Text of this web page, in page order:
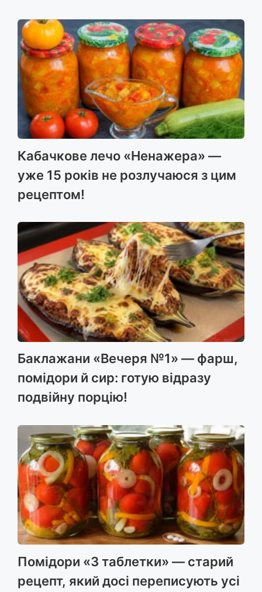
Кабачкове лечо «Ненажера» —
уже 15 років не розлучаюся з цим
рецептом!
Баклажани «Вечеря №1» — фарш,
помідори й сир: готую відразу
подвійну порцію!
Помідори «3 таблетки» — старий
рецепт, який досі переписують усі